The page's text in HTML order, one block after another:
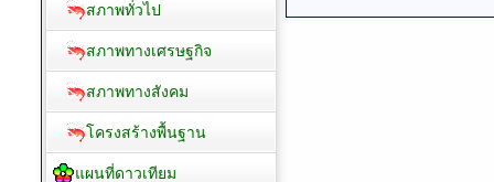
สภาพทั่วไป
สภาพทางเศรษฐกิจ
สภาพทางสังคม
โครงสร้างพื้นฐาน
แผนที่ดาวเทียม